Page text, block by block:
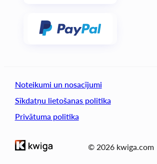
© 2026 kwiga.com
Noteikumi un nosacījumi
Sīkdatņu lietošanas politika
Privātuma politika